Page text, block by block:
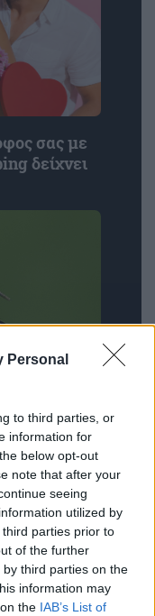
Personal
to third parties, or
information for
below opt-out
note that after your
seeing
utilized by
parties prior to
of the further
third parties on the
information may
the IAB’s List of
σας με
δείχνει
άμεση
κατά των